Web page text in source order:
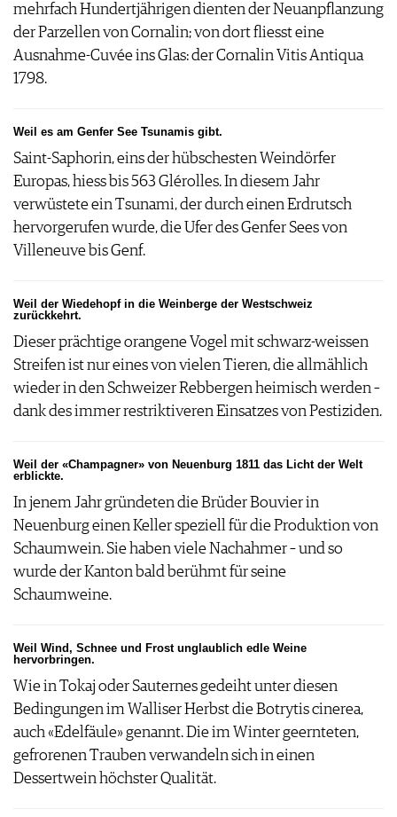
mehrfach Hundertjährigen dienten der Neuanpflanzung
der Parzellen von Cornalin; von dort fliesst eine
Ausnahme-Cuvée ins Glas: der Cornalin Vitis Antiqua
1798.
Weil es am Genfer See Tsunamis gibt.
Saint-Saphorin, eins der hübschesten Weindörfer
Europas, hiess bis 563 Glérolles. In diesem Jahr
verwüstete ein Tsunami, der durch einen Erdrutsch
hervorgerufen wurde, die Ufer des Genfer Sees von
Villeneuve bis Genf.
Weil der Wiedehopf in die Weinberge der Westschweiz
zurückkehrt.
Dieser prächtige orangene Vogel mit schwarz-weissen
Streifen ist nur eines von vielen Tieren, die allmählich
wieder in den Schweizer Rebbergen heimisch werden –
dank des immer restriktiveren Einsatzes von Pestiziden.
Weil der «Champagner» von Neuenburg 1811 das Licht der Welt
erblickte.
In jenem Jahr gründeten die Brüder Bouvier in
Neuenburg einen Keller speziell für die Produktion von
Schaumwein. Sie haben viele Nachahmer – und so
wurde der Kanton bald berühmt für seine
Schaumweine.
Weil Wind, Schnee und Frost unglaublich edle Weine
hervorbringen.
Wie in Tokaj oder Sauternes gedeiht unter diesen
Bedingungen im Walliser Herbst die Botrytis cinerea,
auch «Edelfäule» genannt. Die im Winter geernteten,
gefrorenen Trauben verwandeln sich in einen
Dessertwein höchster Qualität.